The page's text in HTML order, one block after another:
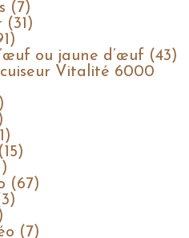
(7)
(31)
ou jaune d’œuf (43)
Vitalité 6000
(67)
(7)